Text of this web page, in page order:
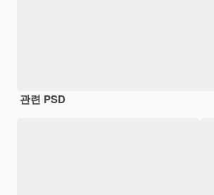
관련 PSD